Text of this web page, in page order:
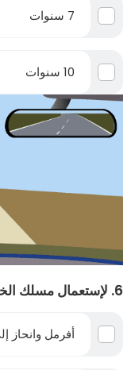
7 سنوات
10 سنوات
6. لإستعمال مسلك الخروج القادم :
أفرمل وانحاز